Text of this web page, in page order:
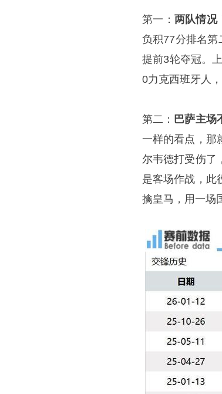
第一： 两队情况
负积77分排名第
提前3轮夺冠。
0力克西班牙人
第二： 巴萨主场
一样的看点，那
尔韦德打受伤了
是客场作战，此
擒皇马，用一场